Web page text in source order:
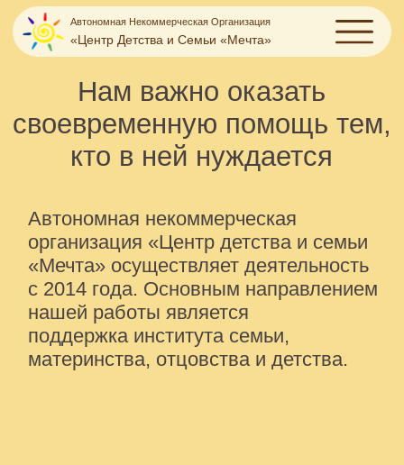
«‎Центр Детства и Семьи «‎Мечта»‎
своевременную помощь тем,
Автономная некоммерческая
организация «Центр детства и семьи
нашей работы является
поддержка института семьи,
материнства, отцовства и детства.